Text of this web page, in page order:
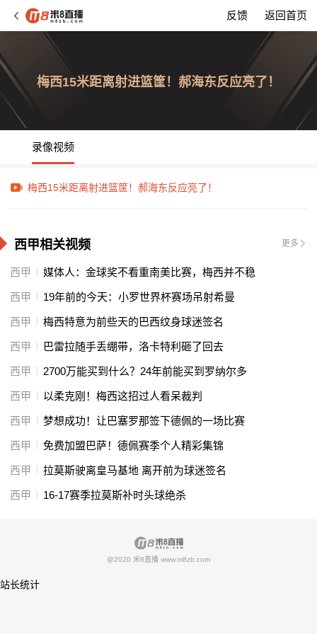
反馈 返回首页
梅西15米距离射进篮筐！郝海东反应亮了！
录像视频
梅西15米距离射进篮筐！郝海东反应亮了！
西甲相关视频 更多
西甲 媒体人：金球奖不看重南美比赛，梅西并不稳
西甲 19年前的今天：小罗世界杯赛场吊射希曼
西甲 梅西特意为前些天的巴西纹身球迷签名
西甲 巴雷拉随手丢绷带，洛卡特利砸了回去
西甲 2700万能买到什么？24年前能买到罗纳尔多
西甲 以柔克刚！梅西这招过人看呆裁判
西甲 梦想成功！让巴塞罗那签下德佩的一场比赛
西甲 免费加盟巴萨！德佩赛季个人精彩集锦
西甲 拉莫斯驶离皇马基地 离开前为球迷签名
西甲 16-17赛季拉莫斯补时头球绝杀
@2020 米8直播 www.m8zb.com
站长统计